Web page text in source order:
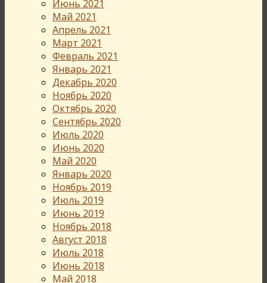
Июнь 2021
Май 2021
Апрель 2021
Март 2021
Февраль 2021
Январь 2021
Декабрь 2020
Ноябрь 2020
Октябрь 2020
Сентябрь 2020
Июль 2020
Июнь 2020
Май 2020
Январь 2020
Ноябрь 2019
Июль 2019
Июнь 2019
Ноябрь 2018
Август 2018
Июль 2018
Июнь 2018
Май 2018